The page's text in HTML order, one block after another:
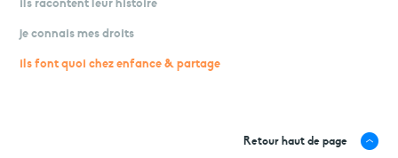
ils racontent leur histoire
je connais mes droits
ils font quoi chez enfance & partage
Retour haut de page